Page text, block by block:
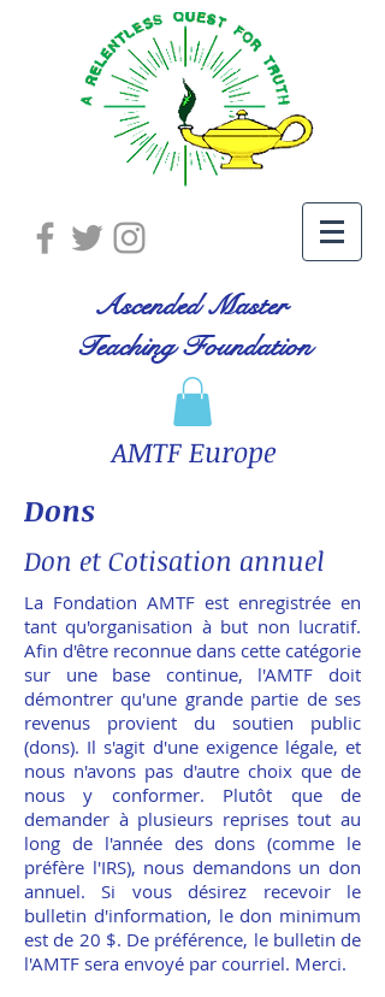
Ascended Master
Teaching Foundation
AMTF Europe
Dons
Don et Cotisation annuel
La Fondation AMTF est enregistrée en
tant qu'organisation à but non lucratif.
Afin d'être reconnue dans cette catégorie
sur une base continue, l'AMTF doit
démontrer qu'une grande partie de ses
revenus provient du soutien public
(dons). Il s'agit d'une exigence légale, et
nous n'avons pas d'autre choix que de
nous y conformer. Plutôt que de
demander à plusieurs reprises tout au
long de l'année des dons (comme le
préfère l'IRS), nous demandons un don
annuel. Si vous désirez recevoir le
bulletin d'information, le don minimum
est de 20 $. De préférence, le bulletin de
l'AMTF sera envoyé par courriel. Merci.